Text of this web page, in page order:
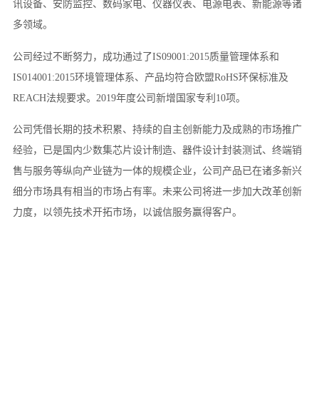
讯设备、安防监控、数码家电、仪器仪表、电源电表、新能源等诸
多领域。
公司经过不断努力，成功通过了IS09001:2015质量管理体系和
IS014001:2015环境管理体系、产品均符合欧盟RoHS环保标准及
REACH法规要求。2019年度公司新增国家专利10项。
公司凭借长期的技术积累、持续的自主创新能力及成熟的市场推广
经验，已是国内少数集芯片设计制造、器件设计封装测试、终端销
售与服务等纵向产业链为一体的规模企业，公司产品已在诸多新兴
细分市场具有相当的市场占有率。未来公司将进一步加大改革创新
力度，以领先技术开拓市场，以诚信服务赢得客户。